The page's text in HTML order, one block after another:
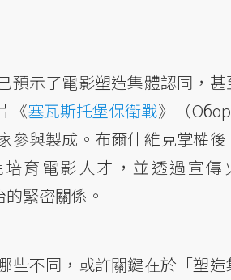
預示了電影塑造集體認同，甚
《塞瓦斯托堡保衛戰》（
參與製成。布爾什維克掌權後
育電影人才，並透過宣傳
緊密關係。
些不同，或許關鍵在於「塑造